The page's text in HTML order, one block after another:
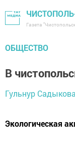
Газета
ОБЩЕСТВО
В
Гульнур
Экологическая